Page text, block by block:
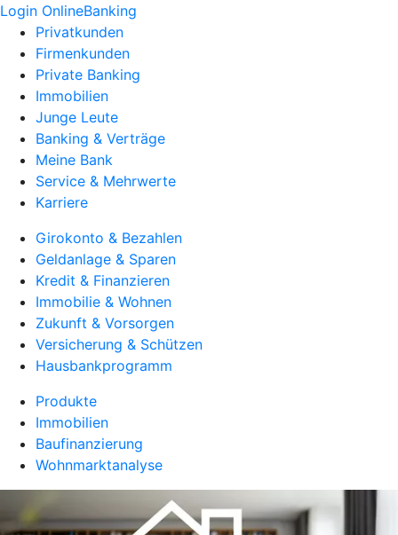
Login OnlineBanking
Privatkunden
Firmenkunden
Private Banking
Immobilien
Junge Leute
Banking & Verträge
Meine Bank
Service & Mehrwerte
Karriere
Girokonto & Bezahlen
Geldanlage & Sparen
Kredit & Finanzieren
Immobilie & Wohnen
Zukunft & Vorsorgen
Versicherung & Schützen
Hausbankprogramm
Produkte
Immobilien
Baufinanzierung
Wohnmarktanalyse